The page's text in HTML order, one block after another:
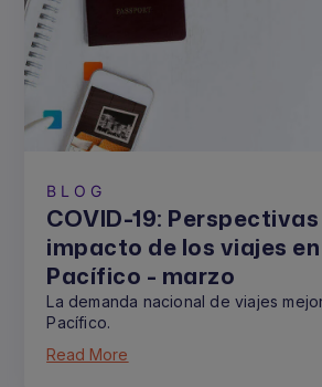
BLOG
COVID-19:
impacto de los viajes
Pacífico - marzo
La demanda nacional de viajes
Pacífico.
Read More